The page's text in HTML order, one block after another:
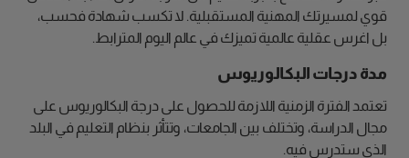
قوي لمسيرتك المهنية المستقبلية. لا تكسب شهادة فحسب،
بل اغرس عقلية عالمية تميزك في عالم اليوم المترابط.
مدة درجات البكالوريوس
تعتمد الفترة الزمنية اللازمة للحصول على درجة البكالوريوس على
مجال الدراسة، وتختلف بين الجامعات، وتتأثر بنظام التعليم في البلد
الذي ستدرس فيه.